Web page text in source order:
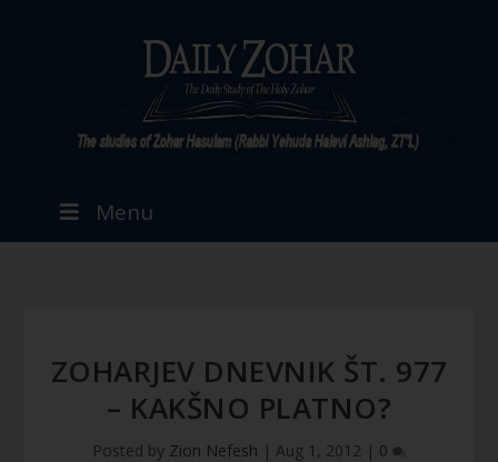
Menu
ZOHARJEV DNEVNIK ŠT. 977
– KAKŠNO PLATNO?
Posted by Zion Nefesh | Aug 1, 2012 | 0